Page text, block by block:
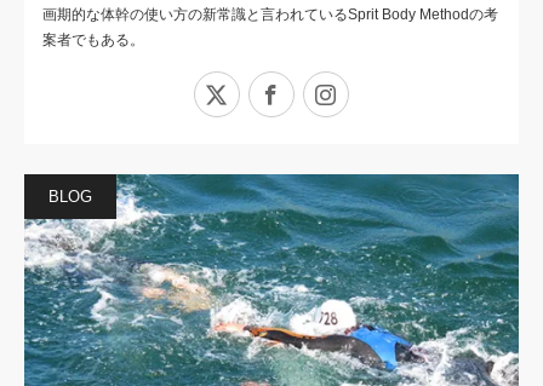
画期的な体幹の使い方の新常識と言われているSprit Body Methodの考
案者でもある。
Facebook
BLOG